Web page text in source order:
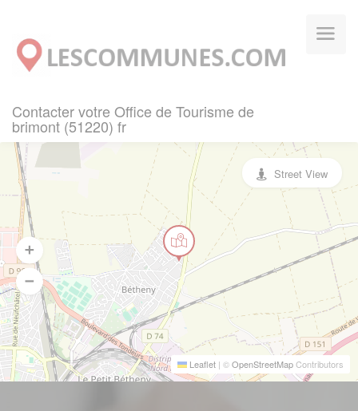
Contacter votre Office de Tourisme de
brimont (51220) fr
Leaflet | ©OpenStreetMapContributors
Street View